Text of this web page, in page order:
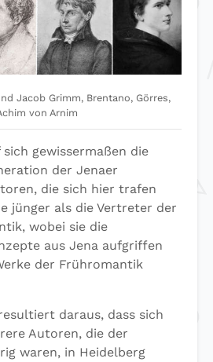
Jacob Grimm, Brentano, Görres,
von Arnim
gewissermaßen die
der Jenaer
die sich hier trafen
jünger als die Vertreter der
wobei sie die
aus Jena aufgriffen
der Frühromantik
daraus, dass sich
Autoren, die der
waren, in Heidelberg